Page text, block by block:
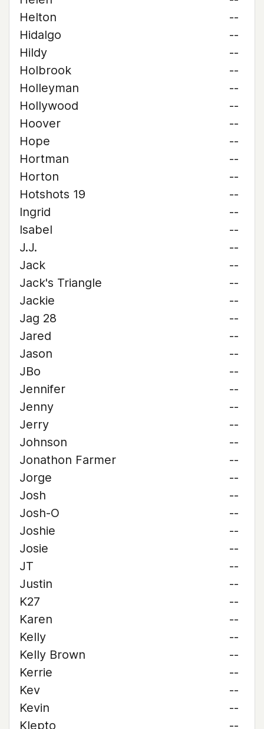
Helton
--
Hidalgo
--
Hildy
--
Holbrook
--
Holleyman
--
Hollywood
--
Hoover
--
Hope
--
Hortman
--
Horton
--
Hotshots 19
--
Ingrid
--
Isabel
--
J.J.
--
Jack
--
Jack's Triangle
--
Jackie
--
Jag 28
--
Jared
--
Jason
--
JBo
--
Jennifer
--
Jenny
--
Jerry
--
Johnson
--
Jonathon Farmer
--
Jorge
--
Josh
--
Josh-O
--
Joshie
--
Josie
--
JT
--
Justin
--
K27
--
Karen
--
Kelly
--
Kelly Brown
--
Kerrie
--
Kev
--
Kevin
--
Klepto
--